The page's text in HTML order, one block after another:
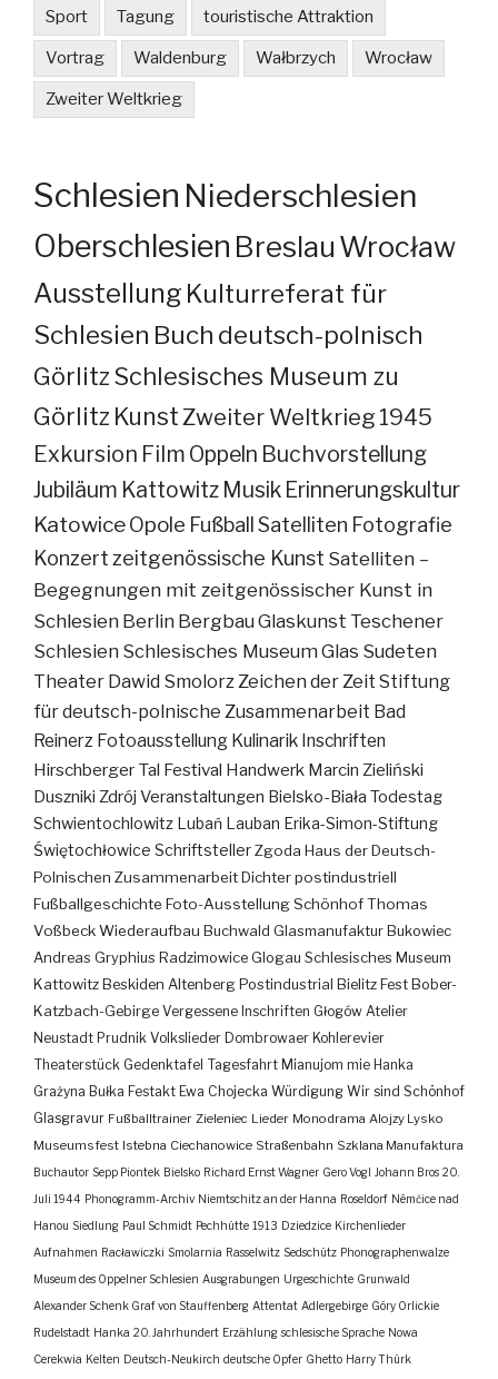
Sport Tagung touristische Attraktion
Vortrag Waldenburg Wałbrzych Wrocław
Zweiter Weltkrieg
Schlesien Niederschlesien
Oberschlesien Breslau Wrocław
Ausstellung Kulturreferat für
Schlesien Buch deutsch-polnisch
GörlitzSchlesisches Museum zu
Görlitz KunstZweiter Weltkrieg 1945
Exkursion Film Oppeln Buchvorstellung
Jubiläum Kattowitz Musik Erinnerungskultur
KatowiceOpole FußballSatelliten Fotografie
Konzertzeitgenössische Kunst Satelliten –
Begegnungen mit zeitgenössischer Kunst in
Schlesien Berlin BergbauGlaskunst Teschener
Schlesien Schlesisches MuseumGlas Sudeten
Theater Dawid SmolorzZeichen der Zeit Stiftung
für deutsch-polnische Zusammenarbeit Bad
Reinerz Fotoausstellung Kulinarik Inschriften
Hirschberger Tal Festival Handwerk Marcin Zieliński
Duszniki Zdrój Veranstaltungen Bielsko-Biała Todestag
Schwientochlowitz Lubań Lauban Erika-Simon-Stiftung
Świętochłowice SchriftstellerZgoda Haus der Deutsch-
Polnischen ZusammenarbeitDichterpostindustriell
Fußballgeschichte Foto-AusstellungSchönhofThomas
VoßbeckWiederaufbau Buchwald Glasmanufaktur Bukowiec
Andreas Gryphius Radzimowice Glogau Schlesisches Museum
Kattowitz Beskiden Altenberg Postindustrial Bielitz Fest Bober-
Katzbach-Gebirge Vergessene Inschriften Głogów Atelier
Neustadt Prudnik Volkslieder Dombrowaer Kohlerevier
Theaterstück Gedenktafel Tagesfahrt Mianujom mie Hanka
Grażyna Bułka Festakt Ewa Chojecka Würdigung Wir sind Schönhof
Glasgravur Fußballtrainer Zieleniec Lieder Monodrama Alojzy Lysko
Museumsfest Istebna Ciechanowice Straßenbahn Szklana Manufaktura
Buchautor Sepp Piontek Bielsko Richard Ernst Wagner Gero Vogl Johann Bros 20.
Juli 1944 Phonogramm-Archiv Niemtschitz an der Hanna Roseldorf Némčice nad
Hanou Siedlung Paul Schmidt Pechhütte 1913 Dziedzice Kirchenlieder
Aufnahmen Racławiczki Smolarnia Rasselwitz Sedschütz Phonographenwalze
Museum des Oppelner Schlesien Ausgrabungen Urgeschichte Grunwald
Alexander Schenk Graf von Stauffenberg Attentat Adlergebirge Góry Orlickie
Rudelstadt Hanka 20. Jahrhundert Erzählung schlesische Sprache Nowa
Cerekwia Kelten Deutsch-Neukirch deutsche Opfer Ghetto Harry Thürk